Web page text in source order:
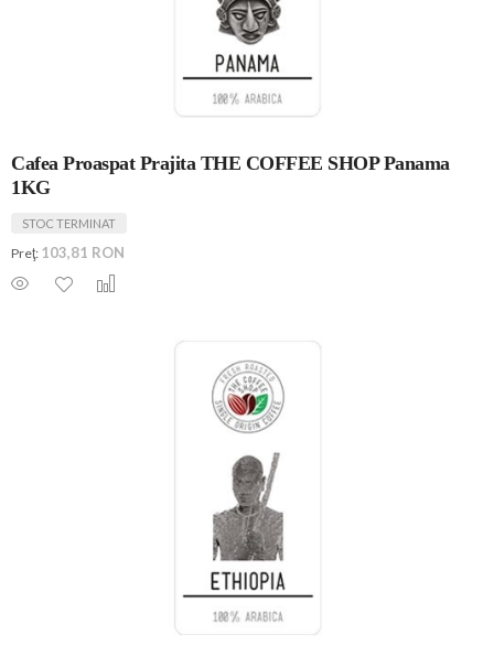
Cafea Proaspat Prajita THE COFFEE SHOP Panama
1KG
STOC TERMINAT
Preţ: 103,81 RON